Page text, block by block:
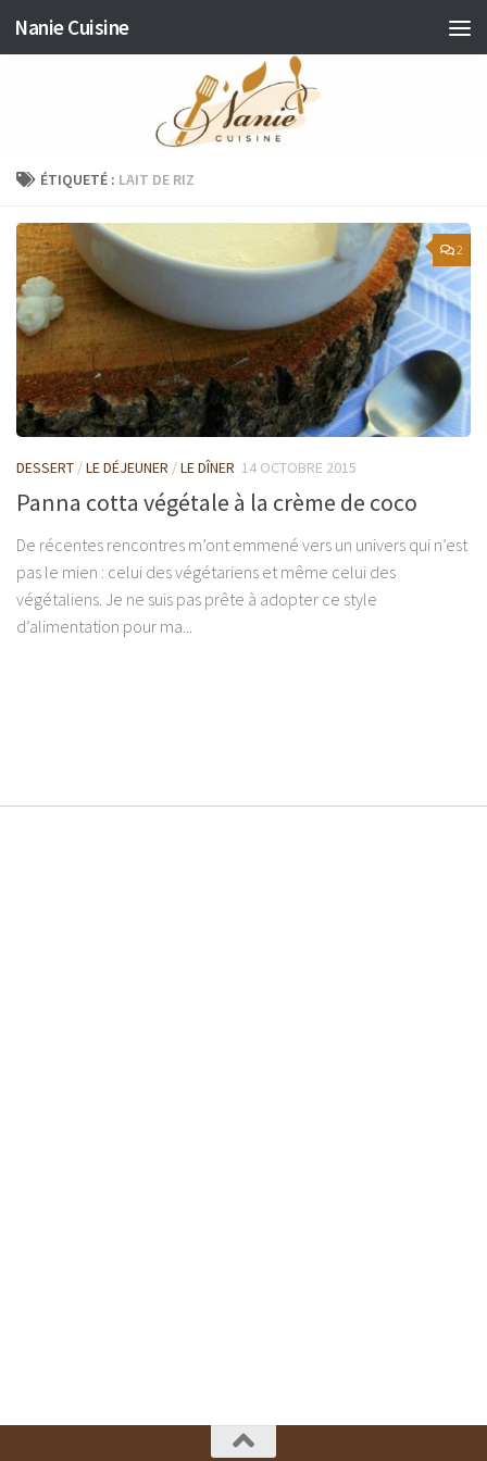
Skip to content
Nanie Cuisine
ÉTIQUETÉ : LAIT DE RIZ
2
DESSERT /LE DÉJEUNER /LE DÎNER 14 OCTOBRE 2015
Panna cotta végétale à la crème de coco
De récentes rencontres m’ont emmené vers un univers qui n’est
pas le mien : celui des végétariens et même celui des
végétaliens. Je ne suis pas prête à adopter ce style
d’alimentation pour ma...